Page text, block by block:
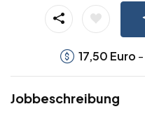
17,50 Euro -
Jobbeschreibung